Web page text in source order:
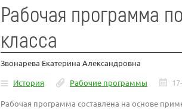
Рабочая программа
класса
Звонарева Екатерина Александровна
История
Рабочие программы
Рабочая программа составлена на основе